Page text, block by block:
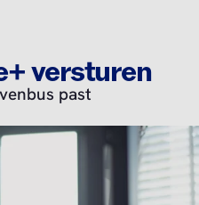
versturen
past